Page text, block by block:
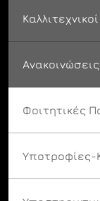
Φοιτητικές
Υποτροφίες-